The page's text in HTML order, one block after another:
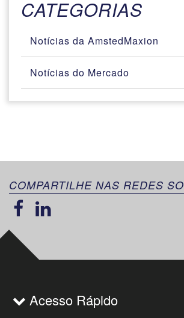
CATEGORIAS
Notícias da AmstedMaxion
Notícias do Mercado
COMPARTILHE NAS REDES
Acesso Rápido